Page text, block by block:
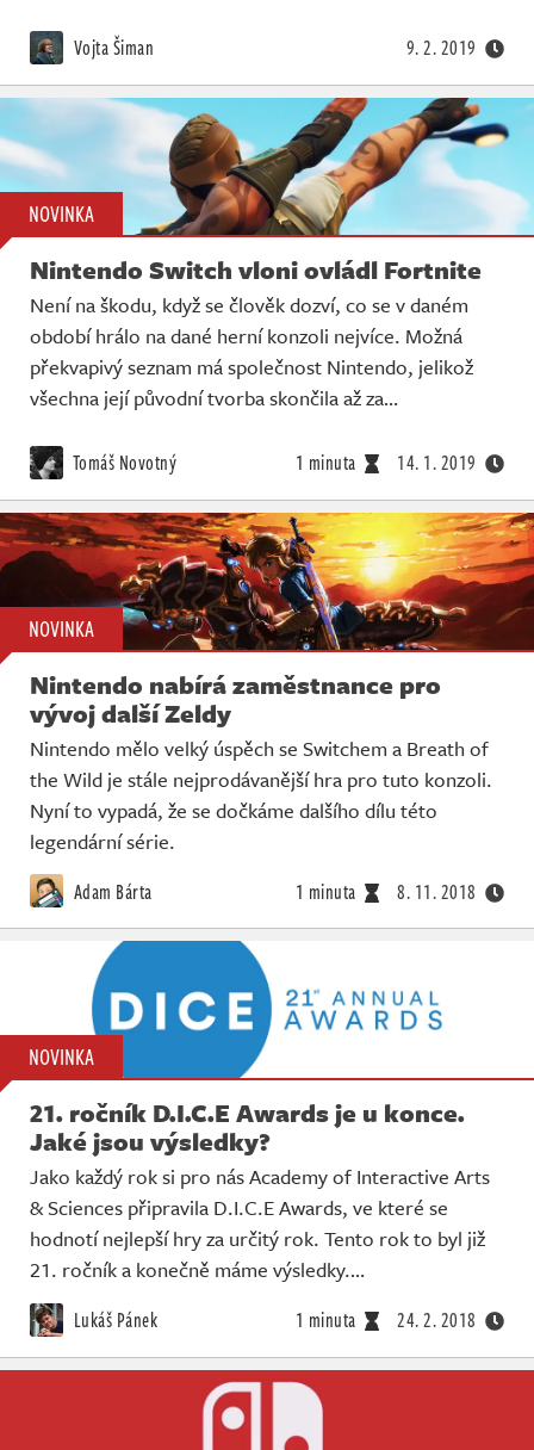
Vojta Šiman 9. 2. 2019
NOVINKA
Nintendo Switch vloni ovládl Fortnite
Není na škodu, když se člověk dozví, co se v daném
období hrálo na dané herní konzoli nejvíce. Možná
překvapivý seznam má společnost Nintendo, jelikož
všechna její původní tvorba skončila až za…
Tomáš Novotný 1 minuta 14. 1. 2019
NOVINKA
Nintendo nabírá zaměstnance pro
vývoj další Zeldy
Nintendo mělo velký úspěch se Switchem a Breath of
the Wild je stále nejprodávanější hra pro tuto konzoli.
Nyní to vypadá, že se dočkáme dalšího dílu této
legendární série.
Adam Bárta 1 minuta 8. 11. 2018
NOVINKA
21. ročník D.I.C.E Awards je u konce.
Jaké jsou výsledky?
Jako každý rok si pro nás Academy of Interactive Arts
& Sciences připravila D.I.C.E Awards, ve které se
hodnotí nejlepší hry za určitý rok. Tento rok to byl již
21. ročník a konečně máme výsledky.…
Lukáš Pánek 1 minuta 24. 2. 2018